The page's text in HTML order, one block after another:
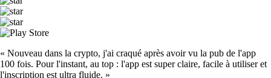
« Nouveau dans la crypto, j'ai craqué après avoir vu la pub de l'app
100 fois. Pour l'instant, au top : l'app est super claire, facile à utiliser et
l'inscription est ultra fluide. »